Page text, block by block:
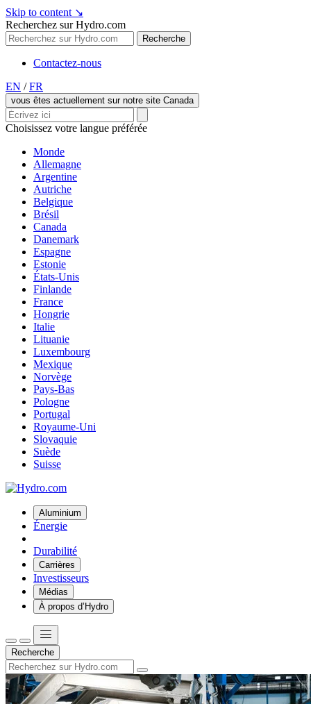
Skip to content ↘
Recherchez sur Hydro.com
Recherche
Contactez-nous
EN / FR
vous êtes actuellement sur notre site Canada
Choisissez votre langue préférée
Monde
Allemagne
Argentine
Autriche
Belgique
Brésil
Canada
Danemark
Espagne
Estonie
États-Unis
Finlande
France
Hongrie
Italie
Lituanie
Luxembourg
Mexique
Norvège
Pays-Bas
Pologne
Portugal
Royaume-Uni
Slovaquie
Suède
Suisse
Aluminium
Énergie
Durabilité
Carrières
Investisseurs
Médias
À propos d’Hydro
Recherche